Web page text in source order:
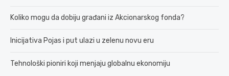
Koliko mogu da dobiju građani iz Akcionarskog fonda?
Inicijativa Pojas i put ulazi u zelenu novu eru
Tehnološki pioniri koji menjaju globalnu ekonomiju